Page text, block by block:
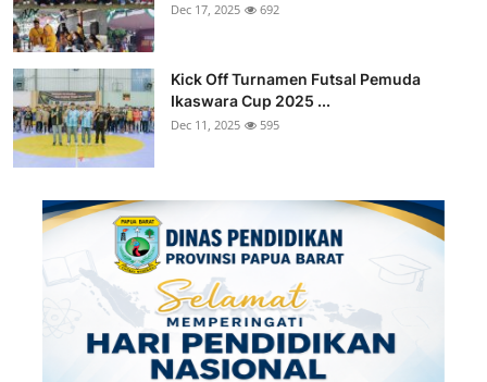
Dec 17, 2025 692
Kick Off Turnamen Futsal Pemuda
Ikaswara Cup 2025 ...
Dec 11, 2025 595